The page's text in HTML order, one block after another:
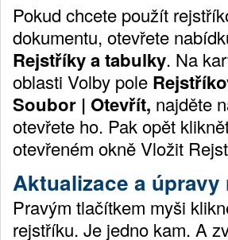
Pokud chcete použít
dokumentu, otevřete
Rejstříky a tabulky. Na
oblasti Volby pole
Soubor | Otevřít, najděte
otevřete ho. Pak opět
otevřeném okně Vložit
Aktualizace a
Pravým tlačítkem myši
rejstříku. Je jedno kam. A